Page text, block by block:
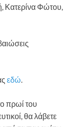
Κατερίνα Φώτου,
εδώ.
πρωί του
θα λάβετε